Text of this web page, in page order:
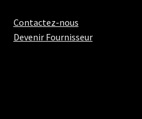
Contactez-nous
Devenir Fournisseur